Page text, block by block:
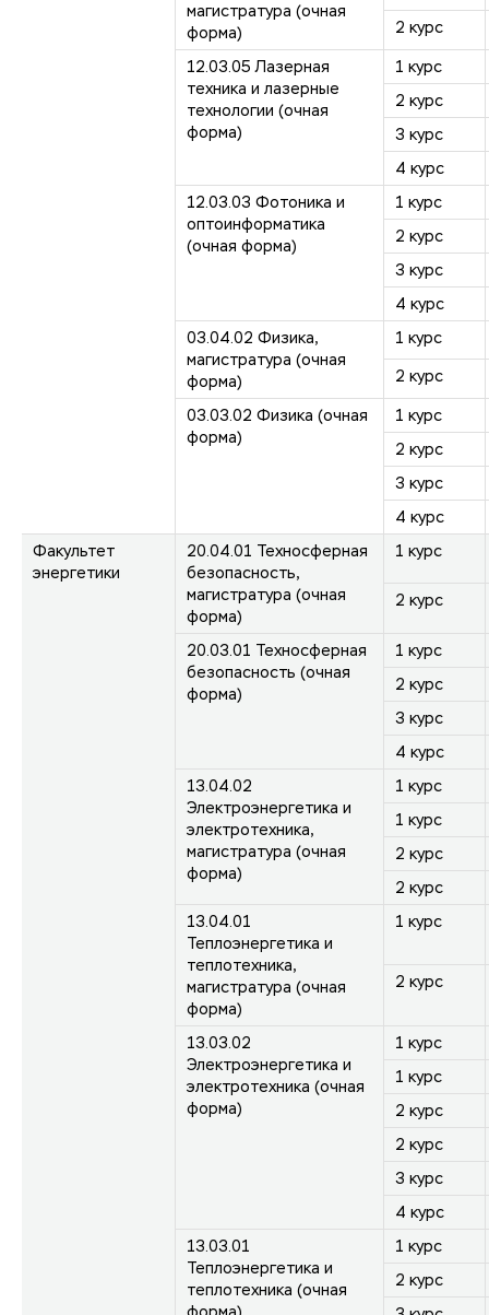
магистратура (очная
форма)
2 курс
12.03.05 Лазерная
техника и лазерные
технологии (очная
форма)
1 курс
2 курс
3 курс
4 курс
12.03.03 Фотоника и
оптоинформатика
(очная форма)
1 курс
2 курс
3 курс
4 курс
03.04.02 Физика,
магистратура (очная
форма)
1 курс
2 курс
03.03.02 Физика (очная
форма)
1 курс
2 курс
3 курс
4 курс
Факультет
энергетики
20.04.01 Техносферная
безопасность,
магистратура (очная
форма)
1 курс
2 курс
20.03.01 Техносферная
безопасность (очная
форма)
1 курс
2 курс
3 курс
4 курс
13.04.02
Электроэнергетика и
электротехника,
магистратура (очная
форма)
1 курс
1 курс
2 курс
2 курс
13.04.01
Теплоэнергетика и
теплотехника,
магистратура (очная
форма)
1 курс
2 курс
13.03.02
Электроэнергетика и
электротехника (очная
форма)
1 курс
1 курс
2 курс
2 курс
3 курс
4 курс
13.03.01
Теплоэнергетика и
теплотехника (очная
1 курс
2 курс